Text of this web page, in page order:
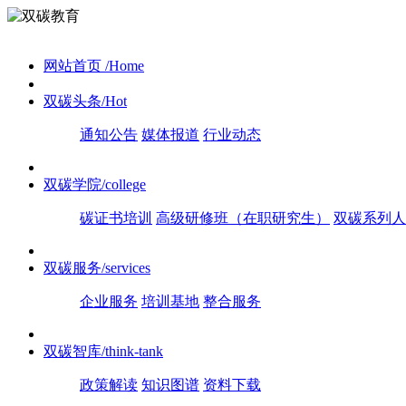
网站首页 /Home
双碳头条/Hot
通知公告 媒体报道 行业动态
双碳学院/college
碳证书培训 高级研修班（在职研究生） 双碳系列
双碳服务/services
企业服务 培训基地 整合服务
双碳智库/think-tank
政策解读 知识图谱 资料下载